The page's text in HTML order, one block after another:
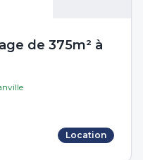
de 375m² à
Location